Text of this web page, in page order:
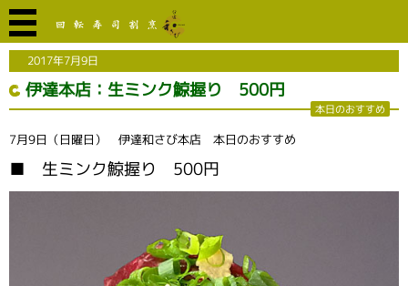
2017年7月9日
伊達本店：生ミンク鯨握り 500円
本日のおすすめ
7月9日（日曜日） 伊達和さび本店 本日のおすすめ
■ 生ミンク鯨握り 500円